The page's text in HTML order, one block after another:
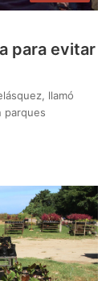
para evitar
llamó
parques